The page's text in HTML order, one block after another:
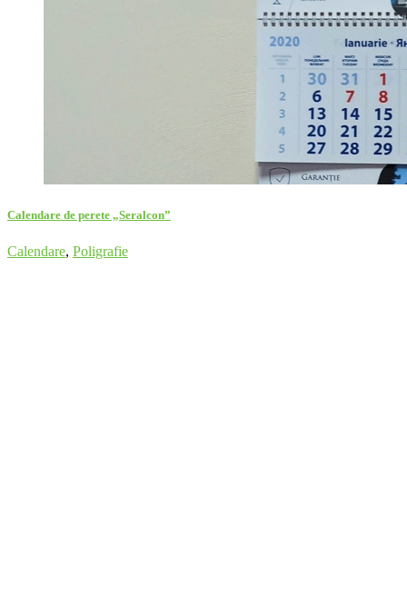
Calendare de perete „Seralcon”
Calendare, Poligrafie